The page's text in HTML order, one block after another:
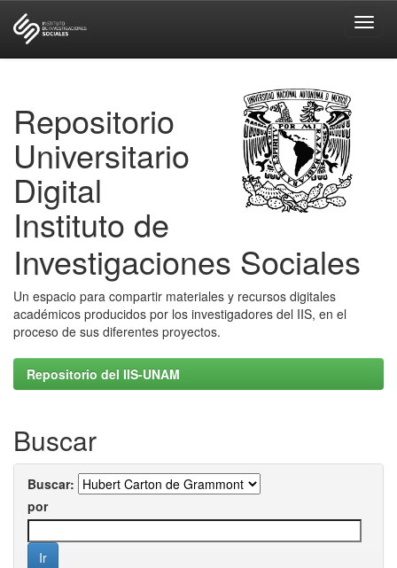
Repositorio
Universitario
Digital
Instituto de
Investigaciones Sociales
Un espacio para compartir materiales y recursos digitales
académicos producidos por los investigadores del IIS, en el
proceso de sus diferentes proyectos.
Repositorio del IIS-UNAM
Buscar
Buscar:
por